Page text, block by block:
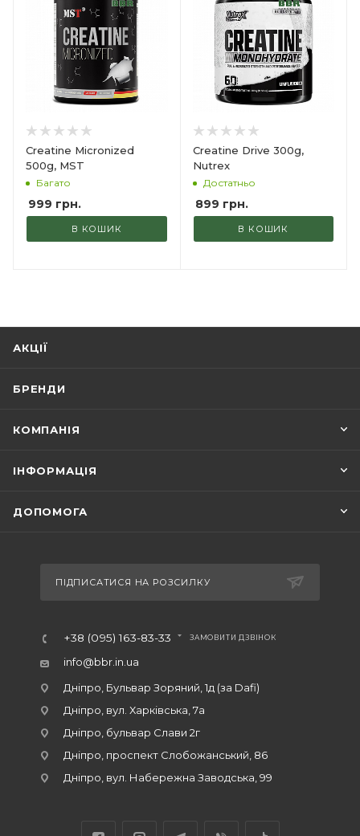
Creatine Micronized
500g, MST
Багато
999 грн.
В КОШИК
Creatine Drive 300g,
Nutrex
Достатньо
899 грн.
В КОШИК
АКЦІЇ
БРЕНДИ
КОМПАНІЯ
ІНФОРМАЦІЯ
ДОПОМОГА
ПІДПИСАТИСЯ НА РОЗСИЛКУ
+38 (095) 163-83-33 ЗАМОВИТИ ДЗВІНОК
info@bbr.in.ua
Дніпро, Бульвар Зоряний, 1д (за Dafi)
Дніпро, вул. Харківська, 7а
Дніпро, бульвар Слави 2г
Дніпро, проспект Слобожанський, 86
Дніпро, вул. Набережна Заводська, 99